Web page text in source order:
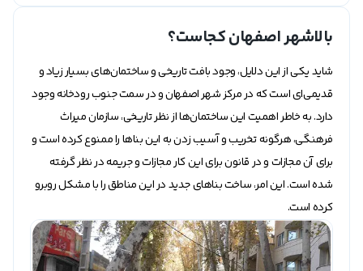
بالاشهر اصفهان کجاست؟
شاید یکی از این دلایل، وجود بافت تاریخی‌ و ساختمان‌های بسیار زیاد و
قدیمی‌ای است که در مرکز شهر اصفهان و در سمت جنوب رودخانه وجود
دارد. به خاطر اهمیت این ساختمان‌ها از نظر تاریخی، سازمان میراث
فرهنگی، هرگونه تخریب و آسیب زدن به این بناها را ممنوع کرده است و
برای آن مجازات و در قانون برای این کار مجازات و جریمه در نظر گرفته
شده است. این امر، ساخت بناهای جدید در این مناطق را با مشکل روبرو
کرده است.